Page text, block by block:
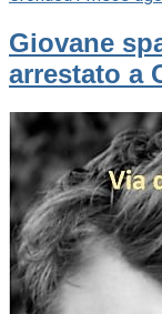
Giovane
arrestato a